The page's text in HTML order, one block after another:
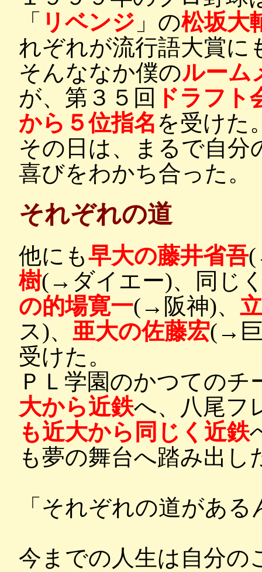
「 リベンジ 」の松坂大
れぞれが流行語大賞に
そんななか僕のルーム
が、第３５回 ドラフト
から５位指名を受けた
その日は、まるで自分
喜びをわかち合った。
それぞれの道
他にも早大の藤井省吾
樹(→ダイエー)、同じ
の的場寛一(→阪神)、
ス)、 亜大の佐藤宏(→巨
受けた。
ＰＬ学園のかつてのチ
大から近鉄へ、八尾フ
も近大から同じく近鉄
も夢の舞台へ踏み出し
「それぞれの道があ
今までの人生は自分の